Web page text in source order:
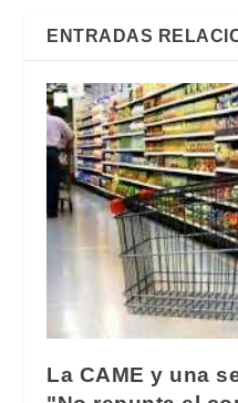
ENTRADAS
La CAME y una